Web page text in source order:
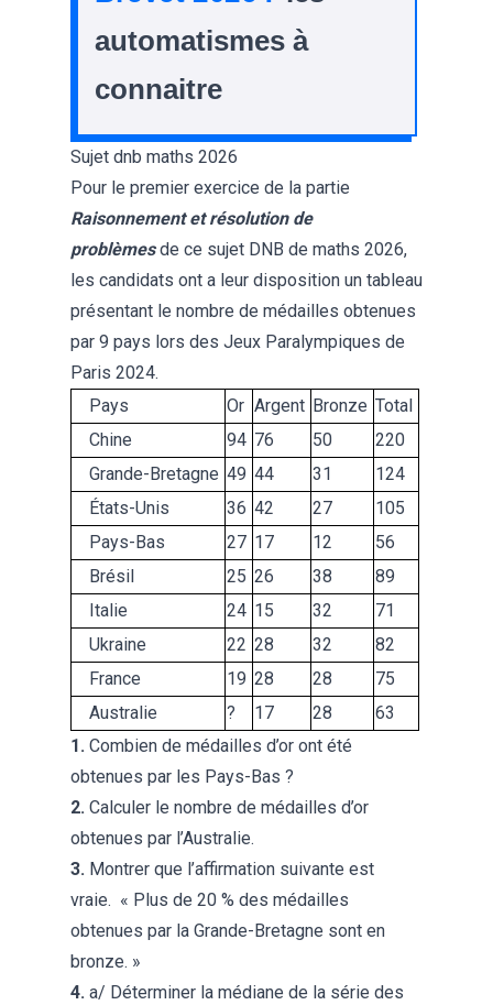
automatismes à
connaitre
Sujet dnb maths 2026
Pour le premier exercice de la partie
Raisonnement et résolution de
problèmesde ce sujet DNB de maths 2026,
les candidats ont a leur disposition un tableau
présentant le nombre de médailles obtenues
par 9 pays lors des Jeux Paralympiques de
Paris 2024.
Pays
Or Argent Bronze Total
Chine
94 76 50
220
Grande-Bretagne 49 44 31
124
États-Unis
36 42 27
105
Pays-Bas
27 17 12
56
Brésil
25 26 38
89
Italie
24 15 32
71
Ukraine
22 28 32
82
France
19 28 28
75
Australie
? 17 28
63
1. Combien de médailles d’or ont été
obtenues par les Pays-Bas ?
2. Calculer le nombre de médailles d’or
obtenues par l’Australie.
3. Montrer que l’affirmation suivante est
vraie. « Plus de 20 % des médailles
obtenues par la Grande-Bretagne sont en
bronze. »
4. a/ Déterminer la médiane de la série des